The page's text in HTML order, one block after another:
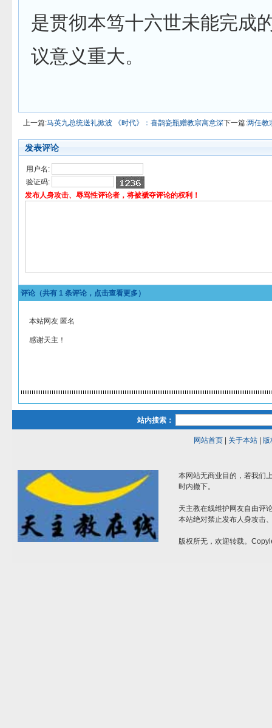
是贯彻本笃十六世未能完成
议意义重大。
上一篇:马英九总统送礼掀波 《时代》：喜鹊瓷瓶赠教宗寓意深下一篇:两任教
发表评论
用户名:
验证码:
发布人身攻击、辱骂性评论者，将被褫夺评论的权利！
评论（共有 1 条评论，点击查看更多）
本站网友 匿名
感谢天主！
站内搜索：
网站首页| 关于本站| 版
本网站无商业目的，若我们
时内撤下。
天主教在线维护网友自由评
本站绝对禁止发布人身攻击
版权所无，欢迎转载。